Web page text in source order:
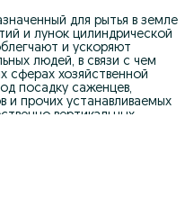
для рытья в земле
и лунок цилиндрической
и ускоряют
людей, в связи с чем
сферах хозяйственной
посадку саженцев,
и прочих устанавливаемых
вертикальных
подвески. Рабочий
сверла, а также угол его
сменными ножами на